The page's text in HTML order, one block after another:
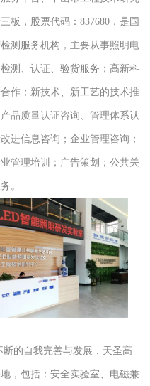
板，股票代码：837680，是国
测服务机构，主要从事照明电
测 、认证 、验货服务 ； 高新科
作；新技术、新工艺的技术推
品质量认证咨询、管理体系认
进信息咨询；企业管理咨询；
管理培训；广告策划；公共关
。
断的自我完善与发展 ，天圣高
，包括：安全实验室、电磁兼